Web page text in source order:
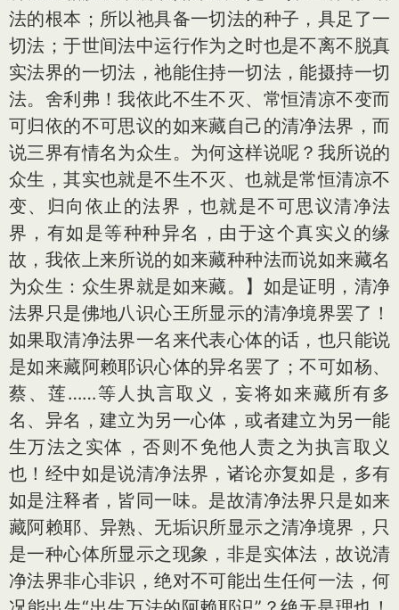
法的根本；所以祂具备一切法的种子，具足了一
切法；于世间法中运行作为之时也是不离不脱真
实法界的一切法，祂能住持一切法，能摄持一切
法。舍利弗！我依此不生不灭、常恒清凉不变而
可归依的不可思议的如来藏自己的清净法界，而
说三界有情名为众生。为何这样说呢？我所说的
众生，其实也就是不生不灭、也就是常恒清凉不
变、归向依止的法界，也就是不可思议清净法
界，有如是等种种异名，由于这个真实义的缘
故，我依上来所说的如来藏种种法而说如来藏名
为众生：众生界就是如来藏。】如是证明，清净
法界只是佛地八识心王所显示的清净境界罢了！
如果取清净法界一名来代表心体的话，也只能说
是如来藏阿赖耶识心体的异名罢了；不可如杨、
蔡、莲……等人执言取义，妄将如来藏所有多
名、异名，建立为另一心体，或者建立为另一能
生万法之实体，否则不免他人责之为执言取义
也！经中如是说清净法界，诸论亦复如是，多有
如是注释者，皆同一味。是故清净法界只是如来
藏阿赖耶、异熟、无垢识所显示之清净境界，只
是一种心体所显示之现象，非是实体法，故说清
净法界非心非识，绝对不可能出生任何一法，何